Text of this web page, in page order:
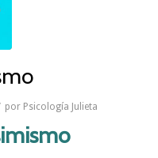
por Psicología Julieta